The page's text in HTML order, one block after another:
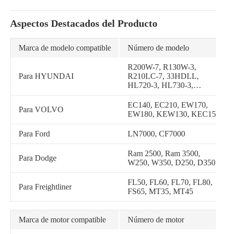
Aspectos Destacados del Producto
Marca de modelo compatible Número de modelo
Para HYUNDAI
R200W-7, R130W-3,
R210LC-7, 33HDLL,
HL720-3, HL730-3,
HL730TM-3, HL740-3,
HL740TM-3, R220LC-9S,
R140LC-9S, R160LC-9S,
R130W, R170W-3,
R140LC-7, HL757-7,
HL757TM-7, HL740-7,
HL740TM-7, R220LC-7,
R250LC-7, R200W-3,
R130LC-3, R210NLC-7,
R200LC, HDF35A-2,
R250LC-3, HDF70A,
HL750, HL750TM, R200W,
R200W-2, HL17C, HL730-
Para VOLVO
EC140, EC210, EW170,
EW180, KEW130, KEC150
Para Ford LN7000, CF7000
Para Dodge
Ram 2500, Ram 3500,
W250, W350, D250, D350
Para Freightliner
FL50, FL60, FL70, FL80,
FS65, MT35, MT45
Marca de motor compatible Número de motor